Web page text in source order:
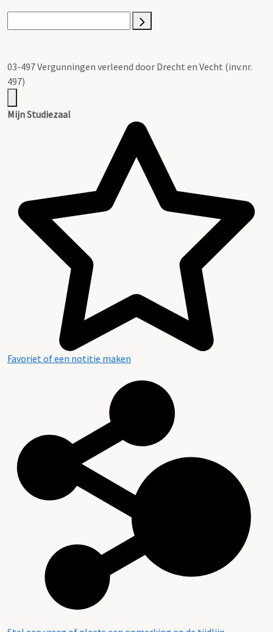
03-497 Vergunningen verleend door Drecht en Vecht (inv.nr.
497)
Mijn Studiezaal
Favoriet of een notitie maken